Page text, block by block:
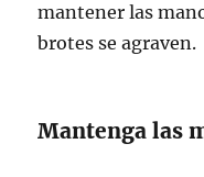
mantener las
brotes se agraven.
Mantenga las